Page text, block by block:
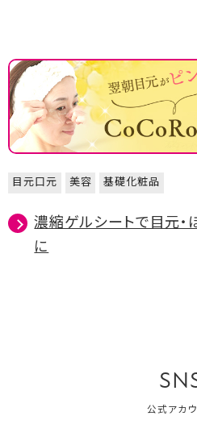
目元口元 美容 基礎化粧品
濃縮ゲルシートで目元・
に
公式アカウ